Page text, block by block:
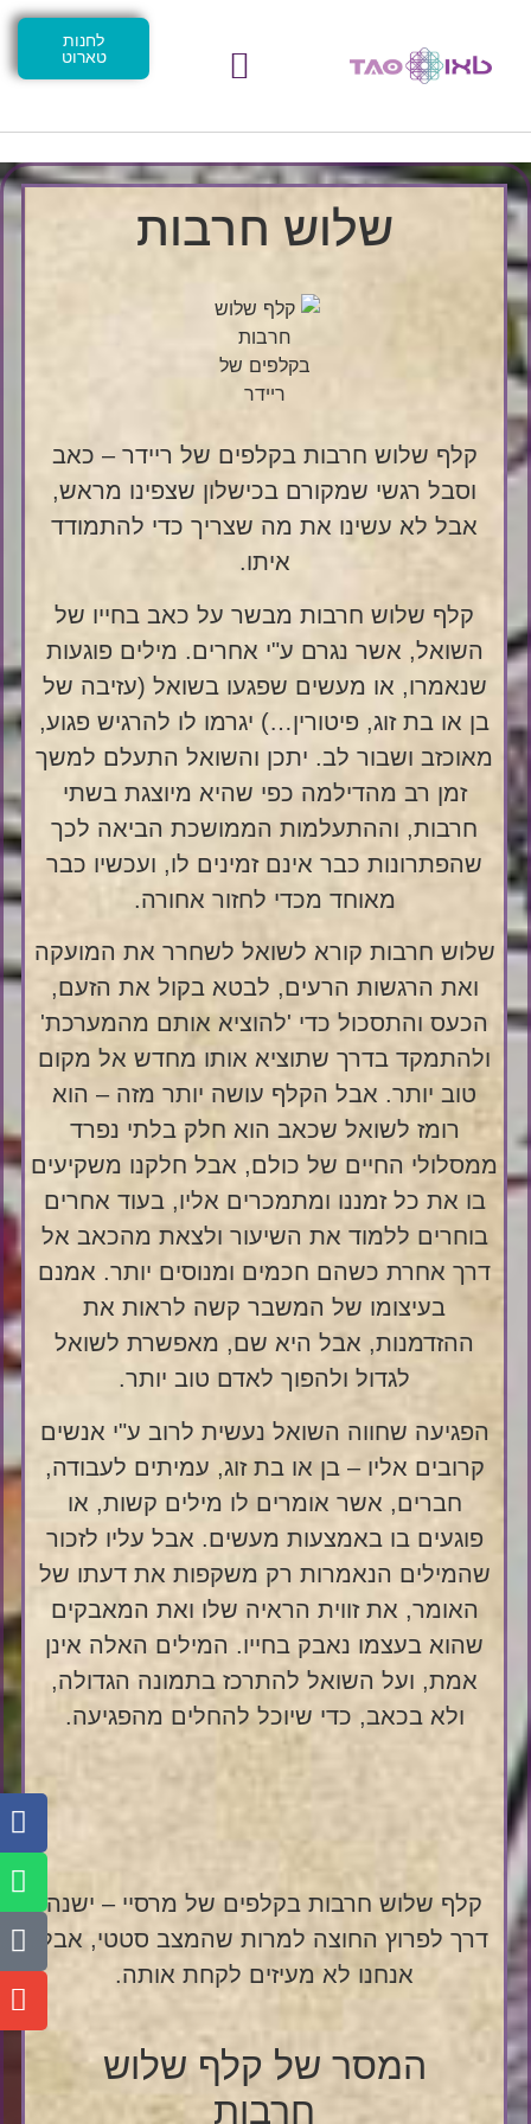
לחנות
טארוט
שלוש חרבות
קלף שלוש חרבות בקלפים של ריידר – כאב
וסבל רגשי שמקורם בכישלון שצפינו מראש,
אבל לא עשינו את מה שצריך כדי להתמודד
איתו.
קלף שלוש חרבות מבשר על כאב בחייו של
השואל, אשר נגרם ע"י אחרים. מילים פוגעות
שנאמרו, או מעשים שפגעו בשואל (עזיבה של
בן או בת זוג, פיטורין…) יגרמו לו להרגיש פגוע,
מאוכזב ושבור לב. יתכן והשואל התעלם למשך
זמן רב מהדילמה כפי שהיא מיוצגת בשתי
חרבות, וההתעלמות הממושכת הביאה לכך
שהפתרונות כבר אינם זמינים לו, ועכשיו כבר
מאוחד מכדי לחזור אחורה.
שלוש חרבות קורא לשואל לשחרר את המועקה
ואת הרגשות הרעים, לבטא בקול את הזעם,
הכעס והתסכול כדי 'להוציא אותם מהמערכת'
ולהתמקד בדרך שתוציא אותו מחדש אל מקום
טוב יותר. אבל הקלף עושה יותר מזה – הוא
רומז לשואל שכאב הוא חלק בלתי נפרד
ממסלולי החיים של כולם, אבל חלקנו משקיעים
בו את כל זמננו ומתמכרים אליו, בעוד אחרים
בוחרים ללמוד את השיעור ולצאת מהכאב אל
דרך אחרת כשהם חכמים ומנוסים יותר. אמנם
בעיצומו של המשבר קשה לראות את
ההזדמנות, אבל היא שם, מאפשרת לשואל
לגדול ולהפוך לאדם טוב יותר.
הפגיעה שחווה השואל נעשית לרוב ע"י אנשים
קרובים אליו – בן או בת זוג, עמיתים לעבודה,
חברים, אשר אומרים לו מילים קשות, או
פוגעים בו באמצעות מעשים. אבל עליו לזכור
שהמילים הנאמרות רק משקפות את דעתו של
האומר, את זווית הראיה שלו ואת המאבקים
שהוא בעצמו נאבק בחייו. המילים האלה אינן
אמת, ועל השואל להתרכז בתמונה הגדולה,
ולא בכאב, כדי שיוכל להחלים מהפגיעה.
קלף שלוש חרבות בקלפים של מרסיי – ישנה
דרך לפרוץ החוצה למרות שהמצב סטטי, אבל
אנחנו לא מעיזים לקחת אותה.
המסר של קלף שלוש
חרבות